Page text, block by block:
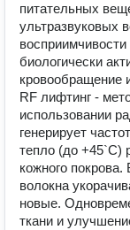
питательных
ультразвуковых
биологически
кровообращение
RF лифтинг -
использовании
генерирует
тепло (до +45`С)
кожного
волокна
новые.
ткани и